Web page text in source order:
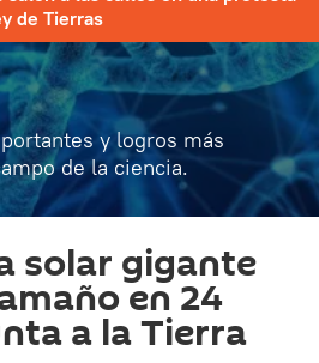
de Tierras
y logros más
de la ciencia.
solar gigante
en 24
a la Tierra